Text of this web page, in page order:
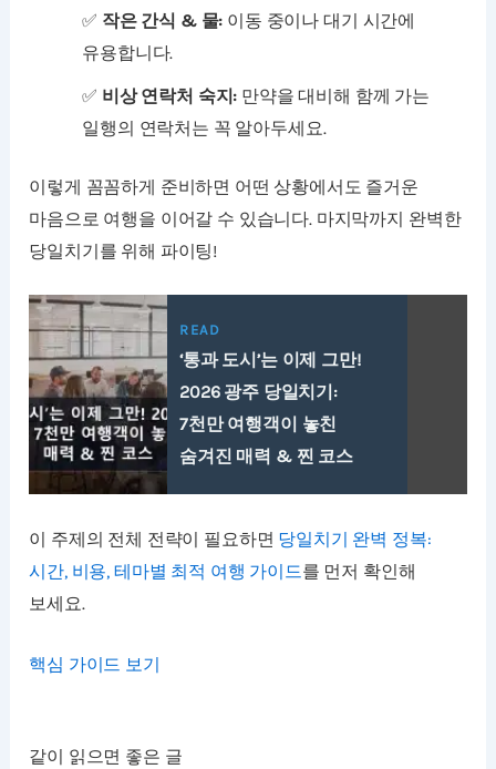
✅ 작은 간식 & 물: 이동 중이나 대기 시간에
유용합니다.
✅ 비상 연락처 숙지: 만약을 대비해 함께 가는
일행의 연락처는 꼭 알아두세요.
이렇게 꼼꼼하게 준비하면 어떤 상황에서도 즐거운
마음으로 여행을 이어갈 수 있습니다. 마지막까지 완벽한
당일치기를 위해 파이팅!
READ
‘통과 도시’는 이제 그만!
2026 광주 당일치기:
7천만 여행객이 놓친
숨겨진 매력 & 찐 코스
이 주제의 전체 전략이 필요하면 당일치기 완벽 정복:
시간, 비용, 테마별 최적 여행 가이드를 먼저 확인해
보세요.
핵심 가이드 보기
같이 읽으면 좋은 글